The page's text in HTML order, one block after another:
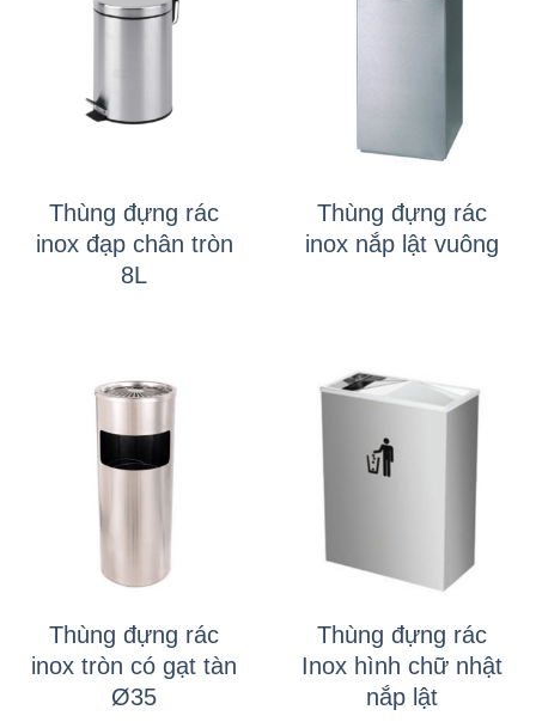
Thùng đựng rác
inox đạp chân tròn
8L
Thùng đựng rác
inox nắp lật vuông
Thùng đựng rác
inox tròn có gạt tàn
Ø35
Thùng đựng rác
Inox hình chữ nhật
nắp lật